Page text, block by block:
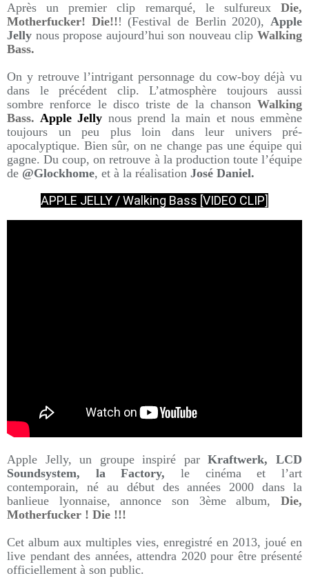
Après un premier clip remarqué, le sulfureuxDie,
Motherfucker! Die!!! (Festival de Berlin 2020),Apple
Jelly nous propose aujourd’hui son nouveau clip Walking
Bass.
On y retrouve l’intrigant personnage du cow-boy déjà vu
dans le précédent clip. L’atmosphère toujours aussi
sombre renforce le disco triste de la chanson Walking
Bass. Apple Jelly nous prend la main et nous emmène
toujours un peu plus loin dans leur univers pré-
apocalyptique. Bien sûr, on ne change pas une équipe qui
gagne. Du coup, on retrouve à la production toute l’équipe
de @Glockhome, et à la réalisation José Daniel.
APPLE JELLY / Walking Bass [VIDEO CLIP]
Apple Jelly, un groupe inspiré parKraftwerk, LCD
Soundsystem, la Factory, le cinéma et l’art
contemporain, né au début des années 2000 dans la
banlieue lyonnaise, annonce son 3ème album, Die,
Motherfucker ! Die !!!
Cet album aux multiples vies, enregistré en 2013, joué en
live pendant des années, attendra 2020 pour être présenté
officiellement à son public.